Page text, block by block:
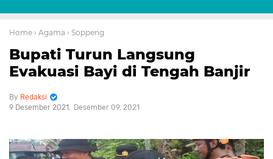
Home › Agama › Soppeng
Bupati Turun Langsung
Evakuasi Bayi di Tengah Banjir
Redaksi
9 Desember 2021
Desember 09, 2021